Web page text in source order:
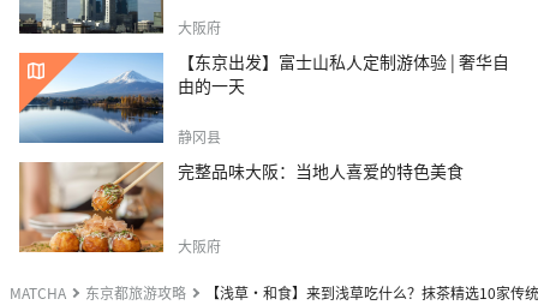
MATCHA 东京都旅游攻略 【浅草·和食】来到浅草吃什么？抹茶精选10家传
大阪府
【东京出发】富士山私人定制游体验 | 奢华自
由的一天
静冈县
完整品味大阪：当地人喜爱的特色美食
大阪府